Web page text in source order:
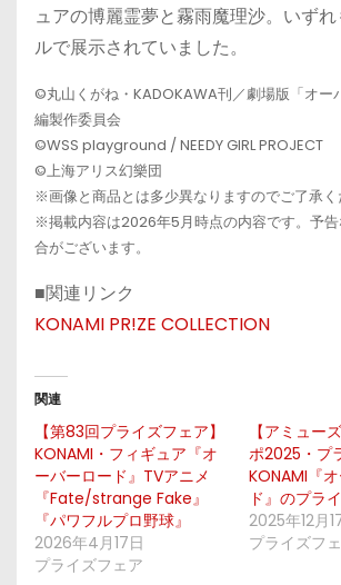
ュアの博麗霊夢と霧雨魔理沙。いず
ルで展示されていました。
©丸山くがね・KADOKAWA刊／劇場版「オー
編製作委員会
©WSS playground / NEEDY GIRL PROJECT
©上海アリス幻樂団
※画像と商品とは多少異なりますのでご了承く
※掲載内容は2026年5月時点の内容です。予
合がございます。
■関連リンク
KONAMI PR!ZE COLLECTION
関連
【第83回プライズフェア】
KONAMI・フィギュア『オ
ーバーロード』TVアニメ
『Fate/strange Fake』
『パワフルプロ野球』
2026年4月17日
プライズフェア
【アミュー
ポ2025・プ
KONAMI『
ド』のプラ
2025年12月
プライズフ